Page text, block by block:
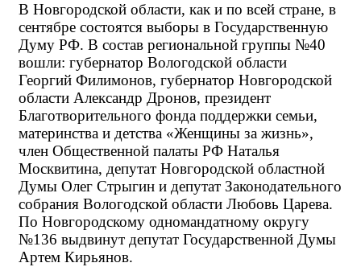
В Новгородской области, как и по всей стране, в
сентябре состоятся выборы в Государственную
Думу РФ. В состав региональной группы №40
вошли: губернатор Вологодской области
Георгий Филимонов, губернатор Новгородской
области Александр Дронов, президент
Благотворительного фонда поддержки семьи,
материнства и детства «Женщины за жизнь»,
член Общественной палаты РФ Наталья
Москвитина, депутат Новгородской областной
Думы Олег Стрыгин и депутат Законодательного
собрания Вологодской области Любовь Царева.
По Новгородскому одномандатному округу
№136 выдвинут депутат Государственной Думы
Артем Кирьянов.